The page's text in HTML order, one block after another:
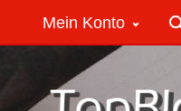
Mein Konto